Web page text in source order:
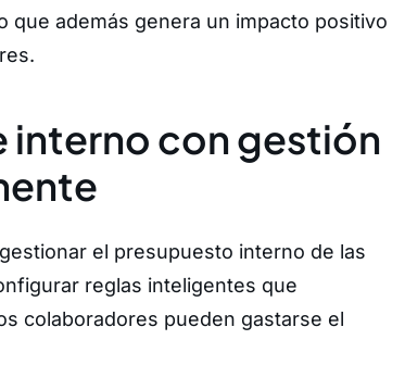
además genera un impacto positivo
interno congestión
el presupuesto interno de las
reglas inteligentes que
colaboradores pueden gastarse el